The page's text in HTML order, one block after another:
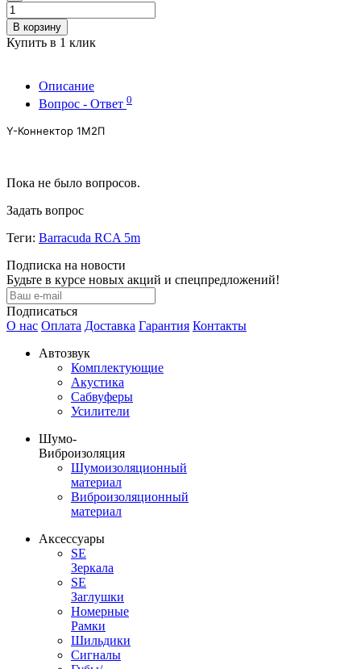
В корзину
Купить в 1 клик
Описание
Вопрос - Ответ 0
Y-Коннектор 1М2П
Пока не было вопросов.
Задать вопрос
Теги: Barracuda RCA 5m
Подписка на новости
Будьте в курсе новых акций и спецпредложений!
Подписаться
О нас Оплата Доставка Гарантия Контакты
Автозвук
Комплектующие
Акустика
Сабвуферы
Усилители
Шумо-
Виброизоляция
Шумоизоляционный
материал
Виброизоляционный
материал
Аксессуары
SE
Зеркала
SE
Заглушки
Номерные
Рамки
Шильдики
Сигналы